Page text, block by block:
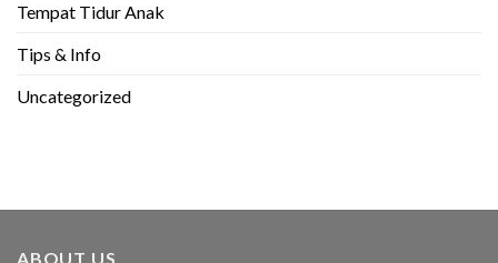
Tempat Tidur Anak
Tips & Info
Uncategorized
ABOUT US